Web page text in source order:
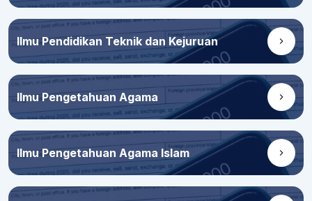
Ilmu Pendidikan Teknik dan Kejuruan
Ilmu Pengetahuan Agama
Ilmu Pengetahuan Agama Islam